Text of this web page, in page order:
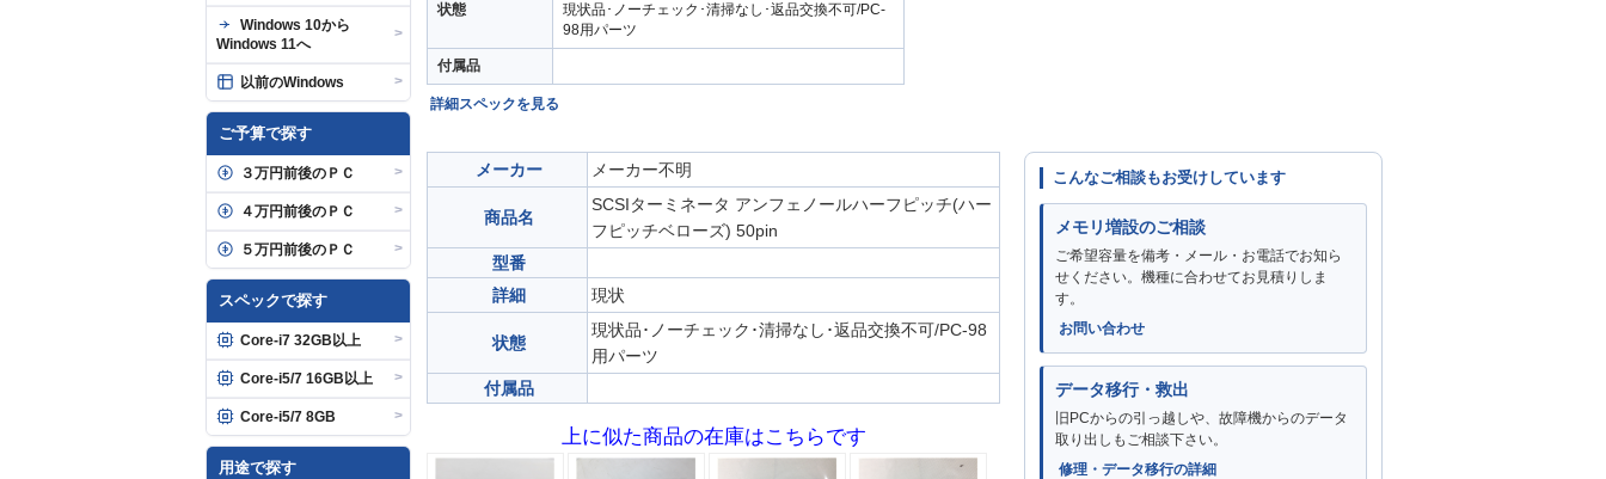
Windows 10から
Windows 11へ
>
以前のWindows >
ご予算で探す
３万円前後のＰＣ >
４万円前後のＰＣ >
５万円前後のＰＣ >
スペックで探す
Core-i7 32GB以上 >
Core-i5/7 16GB以上 >
Core-i5/7 8GB >
用途で探す
状態
現状品･ノーチェック･清掃なし･返品交換不可/PC-
98用パーツ
付属品
詳細スペックを見る
メーカー メーカー不明
商品名
SCSIターミネータ アンフェノールハーフピッチ(ハー
フピッチベローズ) 50pin
型番
詳細
現状
状態
現状品･ノーチェック･清掃なし･返品交換不可/PC-98
用パーツ
付属品
上に似た商品の在庫はこちらです
こんなご相談もお受けしています
メモリ増設のご相談
ご希望容量を備考・メール・お電話でお知ら
せください。機種に合わせてお見積りしま
す。
お問い合わせ
データ移行・救出
旧PCからの引っ越しや、故障機からのデータ
取り出しもご相談下さい。
修理・データ移行の詳細